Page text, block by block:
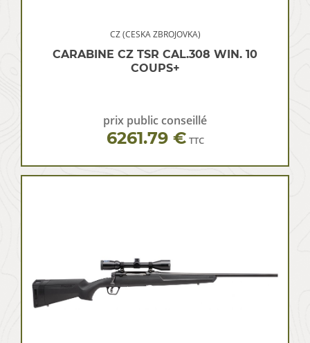
CZ (CESKA ZBROJOVKA)
CARABINE CZ TSR CAL.308 WIN. 10
COUPS+
prix public conseillé
6261.79 € TTC